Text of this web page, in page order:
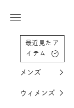
メニューを開く
最近見たア
イテム
メンズ
ウィメンズ